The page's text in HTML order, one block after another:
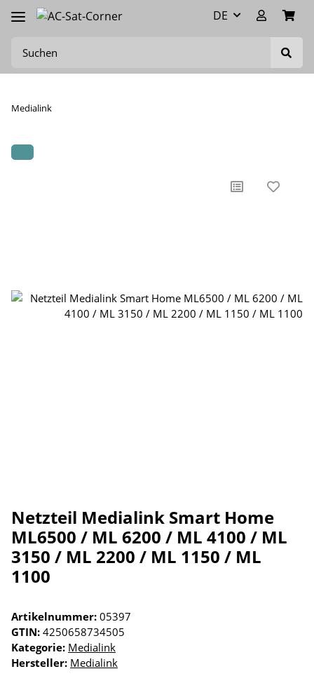
DE
Medialink
Netzteil Medialink Smart Home
ML6500 / ML 6200 / ML 4100 / ML
3150 / ML 2200 / ML 1150 / ML
1100
Artikelnummer: 05397
GTIN: 4250658734505
Kategorie: Medialink
Hersteller: Medialink